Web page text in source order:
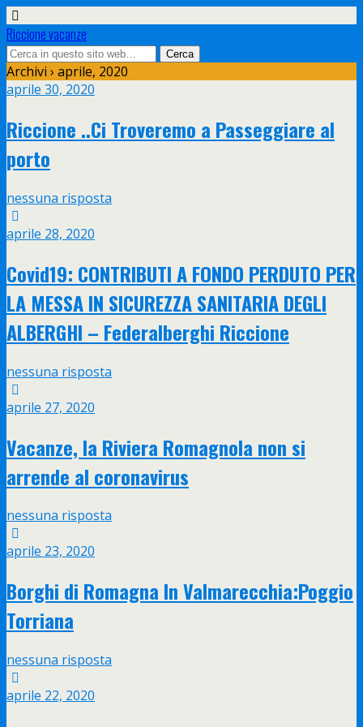
Riccione vacanze
Archivi › aprile, 2020
aprile 30, 2020
Riccione ..Ci Troveremo a Passeggiare al
porto
nessuna risposta
aprile 28, 2020
Covid19: CONTRIBUTI A FONDO PERDUTO PER
LA MESSA IN SICUREZZA SANITARIA DEGLI
ALBERGHI – Federalberghi Riccione
nessuna risposta
aprile 27, 2020
Vacanze, la Riviera Romagnola non si
arrende al coronavirus
nessuna risposta
aprile 23, 2020
Borghi di Romagna In Valmarecchia:Poggio
Torriana
nessuna risposta
aprile 22, 2020